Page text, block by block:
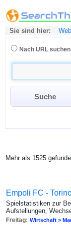
Sie sind hier:
Nach URL suchen
Mehr als 1525
Empoli FC -
Spielstatistiken zur
Aufstellungen,
Freitag: Wirtschaft >